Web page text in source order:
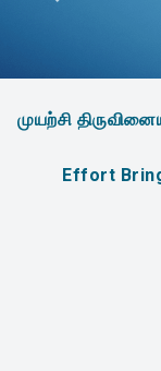
முயற்சி
Effort